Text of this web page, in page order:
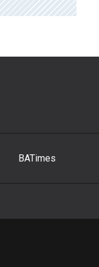
BATimes